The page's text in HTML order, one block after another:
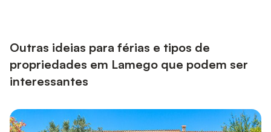
Outras ideias para férias e tipos de
propriedades em Lamego que podem ser
interessantes